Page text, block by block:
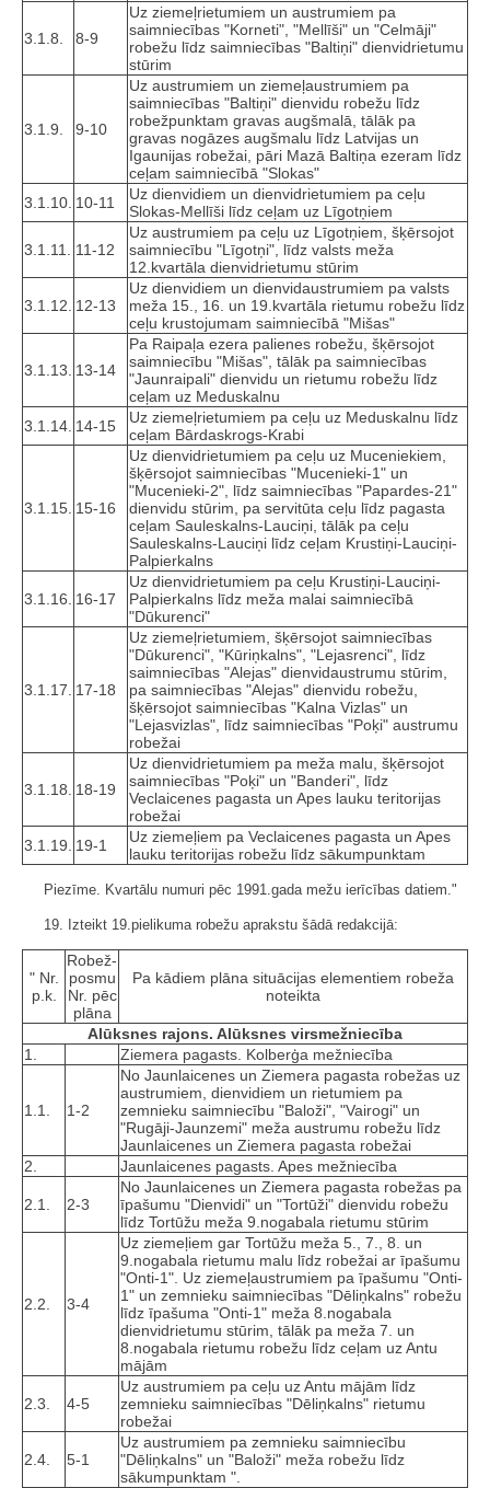
3.1.8. 8-9
Uz ziemeļrietumiem un austrumiem pa
saimniecības "Korneti", "Mellīši" un "Celmāji"
robežu līdz saimniecības "Baltiņi" dienvidrietumu
stūrim
3.1.9. 9-10
Uz austrumiem un ziemeļaustrumiem pa
saimniecības "Baltiņi" dienvidu robežu līdz
robežpunktam gravas augšmalā, tālāk pa
gravas nogāzes augšmalu līdz Latvijas un
Igaunijas robežai, pāri Mazā Baltiņa ezeram līdz
ceļam saimniecībā "Slokas"
3.1.10. 10-11
Uz dienvidiem un dienvidrietumiem pa ceļu
Slokas-Mellīši līdz ceļam uz Līgotņiem
3.1.11. 11-12
Uz austrumiem pa ceļu uz Līgotņiem, šķērsojot
saimniecību "Līgotņi", līdz valsts meža
12.kvartāla dienvidrietumu stūrim
3.1.12. 12-13
Uz dienvidiem un dienvidaustrumiem pa valsts
meža 15., 16. un 19.kvartāla rietumu robežu līdz
ceļu krustojumam saimniecībā "Mišas"
3.1.13. 13-14
Pa Raipaļa ezera palienes robežu, šķērsojot
saimniecību "Mišas", tālāk pa saimniecības
"Jaunraipali" dienvidu un rietumu robežu līdz
ceļam uz Meduskalnu
3.1.14. 14-15
Uz ziemeļrietumiem pa ceļu uz Meduskalnu līdz
ceļam Bārdaskrogs-Krabi
3.1.15. 15-16
Uz dienvidrietumiem pa ceļu uz Muceniekiem,
šķērsojot saimniecības "Mucenieki-1" un
"Mucenieki-2", līdz saimniecības "Papardes-21"
dienvidu stūrim, pa servitūta ceļu līdz pagasta
ceļam Sauleskalns-Lauciņi, tālāk pa ceļu
Sauleskalns-Lauciņi līdz ceļam Krustiņi-Lauciņi-
Palpierkalns
3.1.16. 16-17
Uz dienvidrietumiem pa ceļu Krustiņi-Lauciņi-
Palpierkalns līdz meža malai saimniecībā
"Dūkurenci"
3.1.17. 17-18
Uz ziemeļrietumiem, šķērsojot saimniecības
"Dūkurenci", "Kūriņkalns", "Lejasrenci", līdz
saimniecības "Alejas" dienvidaustrumu stūrim,
pa saimniecības "Alejas" dienvidu robežu,
šķērsojot saimniecības "Kalna Vizlas" un
"Lejasvizlas", līdz saimniecības "Poķi" austrumu
robežai
3.1.18. 18-19
Uz dienvidrietumiem pa meža malu, šķērsojot
saimniecības "Poķi" un "Banderi", līdz
Veclaicenes pagasta un Apes lauku teritorijas
robežai
3.1.19. 19-1
Uz ziemeļiem pa Veclaicenes pagasta un Apes
lauku teritorijas robežu līdz sākumpunktam
Piezīme. Kvartālu numuri pēc 1991.gada mežu ierīcības datiem."
19. Izteikt 19.pielikuma robežu aprakstu šādā redakcijā:
" Nr.
p.k.
Robež­
posmu
Nr. pēc
plāna
Pa kādiem plāna situācijas elementiem robeža
noteikta
Alūksnes rajons. Alūksnes virsmežniecība
1.
Ziemera pagasts. Kolberģa mežniecība
1.1. 1-2
No Jaunlaicenes un Ziemera pagasta robežas uz
austrumiem, dienvidiem un rietumiem pa
zemnieku saimniecību "Baloži", "Vairogi" un
"Rugāji-Jaunzemi" meža austrumu robežu līdz
Jaunlaicenes un Ziemera pagasta robežai
2.
Jaunlaicenes pagasts. Apes mežniecība
2.1. 2-3
No Jaunlaicenes un Ziemera pagasta robežas pa
īpašumu "Dienvidi" un "Tortūži" dienvidu robežu
līdz Tortūžu meža 9.nogabala rietumu stūrim
2.2. 3-4
Uz ziemeļiem gar Tortūžu meža 5., 7., 8. un
9.nogabala rietumu malu līdz robežai ar īpašumu
"Onti-1". Uz ziemeļaustrumiem pa īpašumu "Onti-
1" un zemnieku saimniecības "Dēliņkalns" robežu
līdz īpašuma "Onti-1" meža 8.nogabala
dienvidrietumu stūrim, tālāk pa meža 7. un
8.nogabala rietumu robežu līdz ceļam uz Antu
mājām
2.3. 4-5
Uz austrumiem pa ceļu uz Antu mājām līdz
zemnieku saimniecības "Dēliņkalns" rietumu
robežai
2.4. 5-1
Uz austrumiem pa zemnieku saimniecību
"Dēliņkalns" un "Baloži" meža robežu līdz
sākumpunktam ".